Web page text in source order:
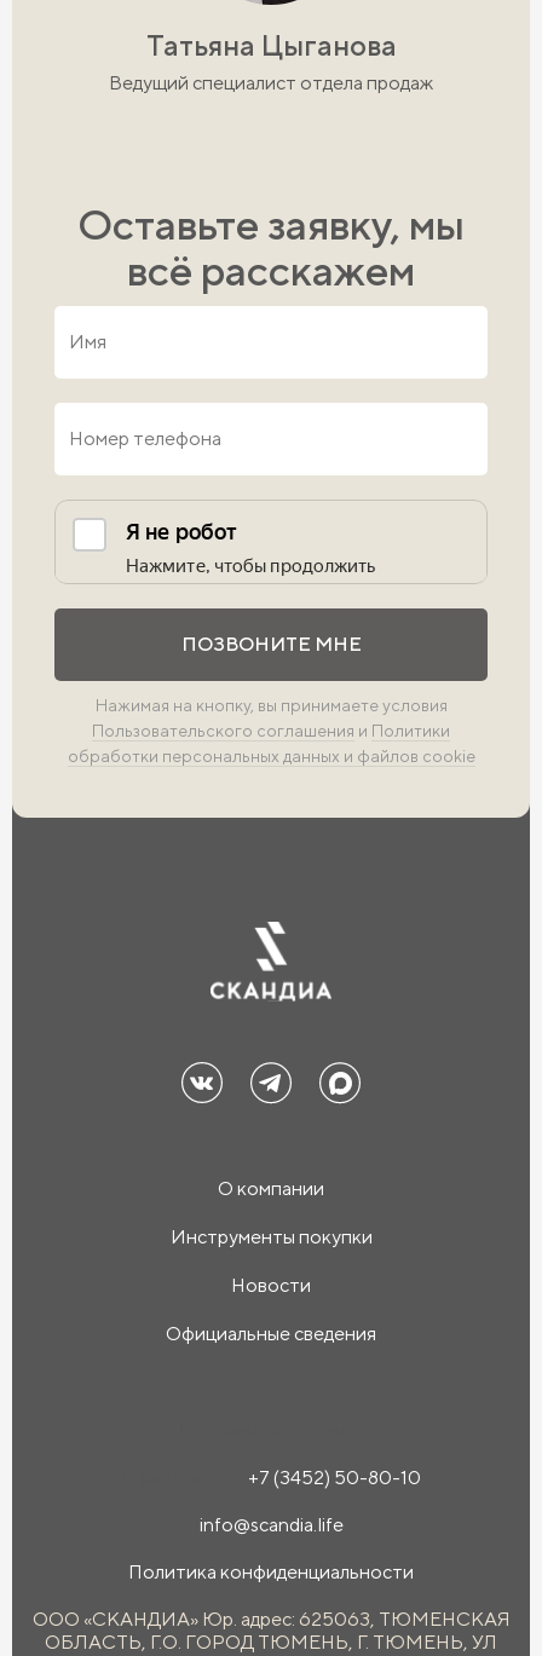
Татьяна Цыганова
Ведущий специалист отдела продаж
Оставьте заявку, мы
всё расскажем
ПОЗВОНИТЕ МНЕ
Нажимая на кнопку, вы принимаете условия
Пользовательского соглашения и Политики
обработки персональных данных и файлов cookie
О компании
Инструменты покупки
Новости
Официальные сведения
+7 (3452) 50-80-10
info@scandia.life
Политика конфиденциальности
ООО «СКАНДИА» Юр. адрес: 625063, ТЮМЕНСКАЯ
ОБЛАСТЬ, Г.О. ГОРОД ТЮМЕНЬ, Г. ТЮМЕНЬ, УЛ